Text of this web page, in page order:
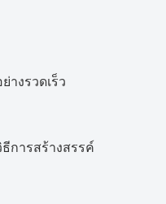
างรวดเร็ว
การสร้างสรรค์